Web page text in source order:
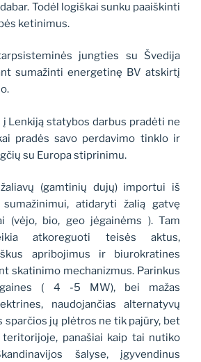
Todėl logiškai sunku paaiškinti
ketinimus.
jungties su Švedija
sumažinti energetinę BV atskirtį
Lenkiją statybos darbus pradėti ne
pradės savo perdavimo tinklo ir
su Europa stiprinimu.
(gamtinių dujų) importui iš
atidaryti žalią gatvę
(vėjo, bio, geo jėgainėms ). Tam
atkoreguoti teisės aktus,
apribojimus ir biurokratines
skatinimo mechanizmus. Parinkus
( 4 -5 MW), bei mažas
naudojančias alternatyvų
sparčios jų plėtros ne tik pajūry, bet
panašiai kaip tai nutiko
šalyse, įgyvendinus